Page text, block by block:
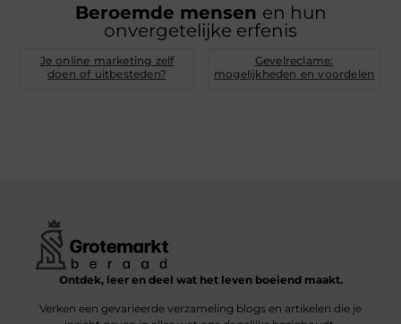
Beroemde mensen en hun
onvergetelijke erfenis
Je online marketing zelf
doen of uitbesteden?
Gevelreclame:
mogelijkheden en voordelen
Ontdek, leer en deel wat het leven boeiend maakt.
Verken een gevarieerde verzameling blogs en artikelen die je